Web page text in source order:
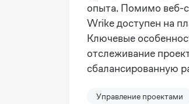
опыта. Помимо веб-
Wrike доступен на
Ключевые
отслеживание
сбалансированную
Управление проектами